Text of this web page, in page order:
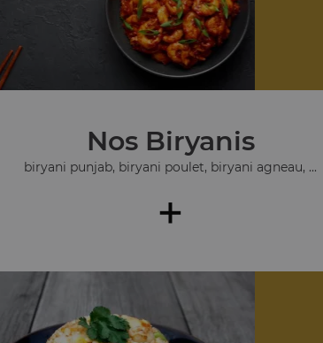
Nos Biryanis
biryani punjab, biryani poulet, biryani agneau, ...
+